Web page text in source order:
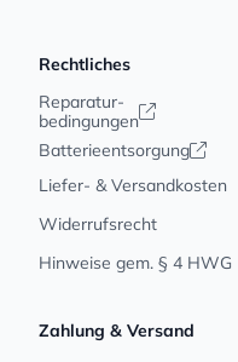
Rechtliches
Reparatur-
bedingungen
Batterieentsorgung
Liefer- & Versandkosten
Widerrufsrecht
Hinweise gem. § 4 HWG
Zahlung & Versand